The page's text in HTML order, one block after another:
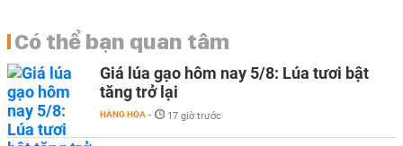
Có thể bạn quan tâm
Giá lúa gạo hôm nay 5/8: Lúa tươi bật
tăng trở lại
HÀNG HÓA - 17 giờ trước